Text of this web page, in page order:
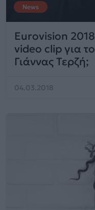
News
Eurovision
video clip για
Γιάννας Τερζή;
04.03.2018